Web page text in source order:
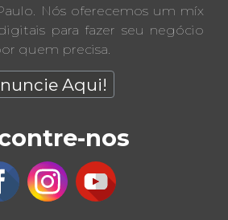
Nós oferecemos um míx
para fazer seu negócio
quem precisa.
Aqui!
nos